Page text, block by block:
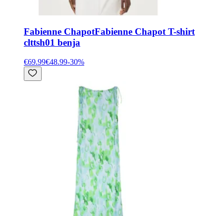
Fabienne ChapotFabienne Chapot T-shirt
clttsh01 benja
€69.99€48.99-30%